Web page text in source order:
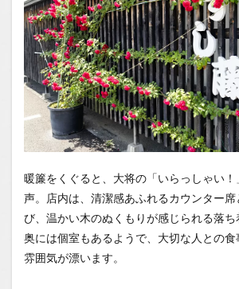
宴
1.0.5
食後に
訪れ
る、至
福の
「おも
てな
し」
まと
め：価
格以上
の価値
と感動
にある
暖簾をくぐると、大将の「いらっしゃい
声。店内は、清潔感あふれるカウンター
び、温かい木のぬくもりが感じられる落ち
奥には個室もあるようで、大切な人との
雰囲気が漂います。